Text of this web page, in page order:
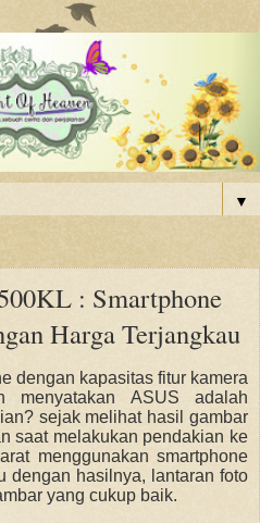
▼
: Smartphone
Harga Terjangkau
dengan kapasitas fitur kamera
menyatakan ASUS adalah
sejak melihat hasil gambar
saat melakukan pendakian ke
menggunakan smartphone
dengan hasilnya, lantaran foto
yang cukup baik.